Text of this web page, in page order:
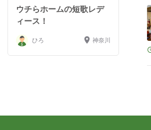
ウチらホームの短歌レデ
ィース！
ひろ 神奈川